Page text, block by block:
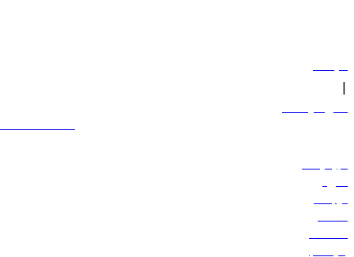
سياساتنا
|
الشروط والأحكام
600 544 445
حجز الرحلات
العروض
الوجهات
الأمتعة
المساعدة
إدارة الحجز